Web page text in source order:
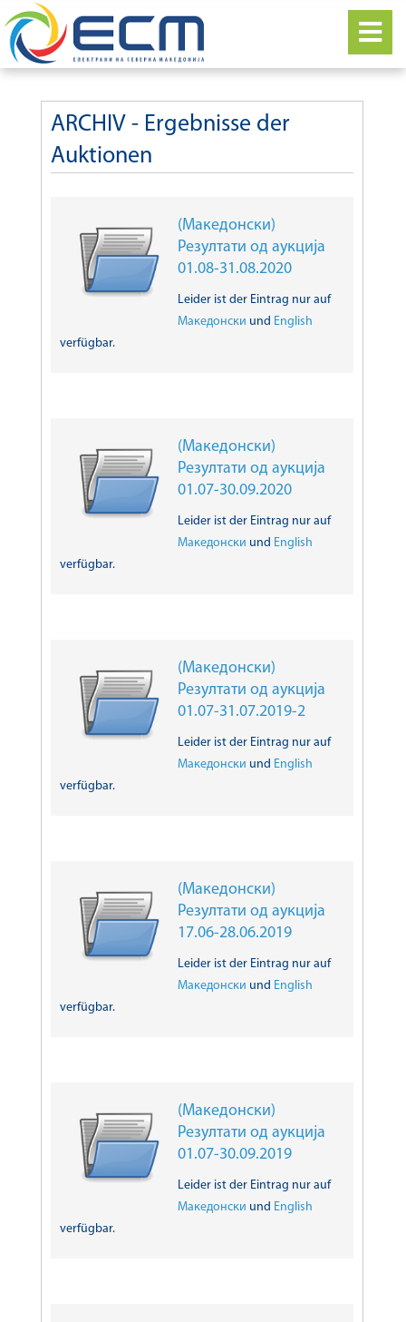
ARCHIV - Ergebnisse der
Auktionen
(Македонски)
Резултати од аукција
01.08-31.08.2020
Leider ist der Eintrag nur auf
Македонски und English
verfügbar.
(Македонски)
Резултати од аукција
01.07-30.09.2020
Leider ist der Eintrag nur auf
Македонски und English
verfügbar.
(Македонски)
Резултати од аукција
01.07-31.07.2019-2
Leider ist der Eintrag nur auf
Македонски und English
verfügbar.
(Македонски)
Резултати од аукција
17.06-28.06.2019
Leider ist der Eintrag nur auf
Македонски und English
verfügbar.
(Македонски)
Резултати од аукција
01.07-30.09.2019
Leider ist der Eintrag nur auf
Македонски und English
verfügbar.